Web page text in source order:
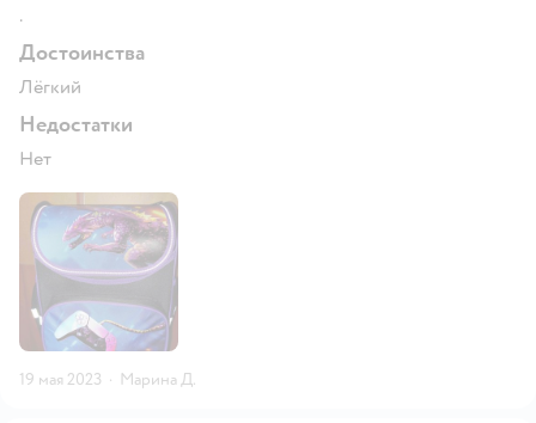
.
Достоинства
Лёгкий
Недостатки
Нет
19 мая 2023 · Марина Д.